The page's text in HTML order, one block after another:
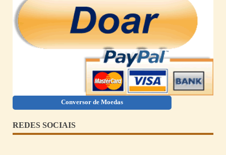
Conversor de Moedas
REDES SOCIAIS